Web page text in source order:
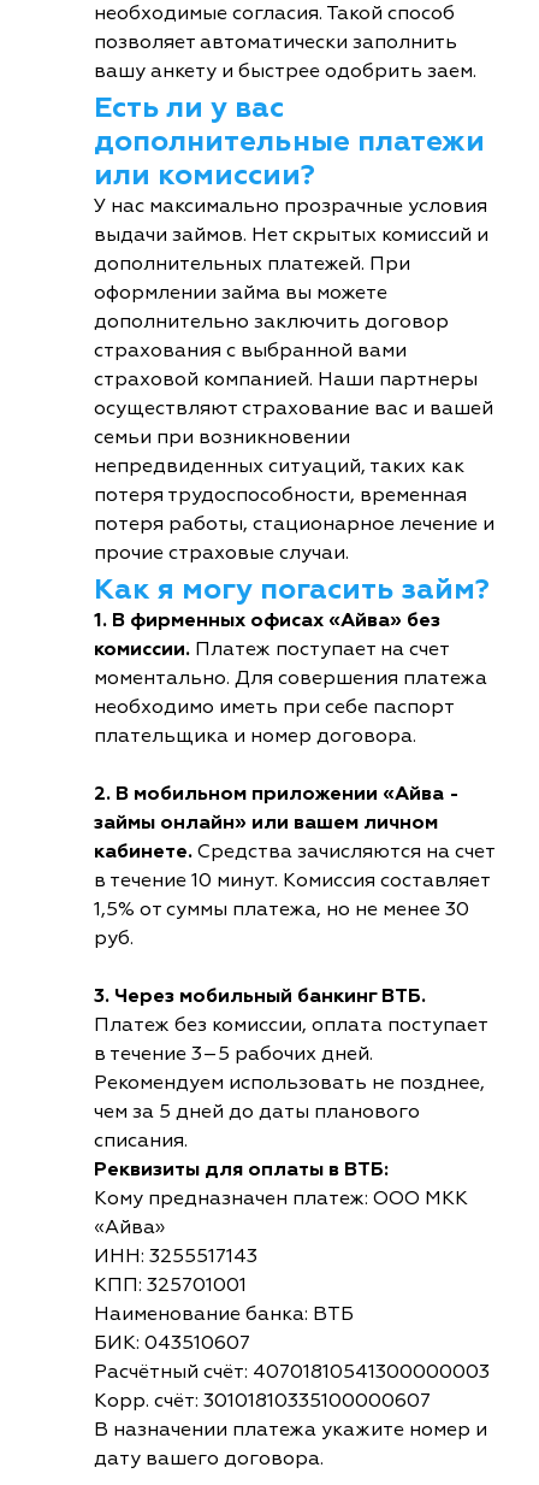
необходимые согласия. Такой способ
позволяет автоматически заполнить
вашу анкету и быстрее одобрить заем.
Есть ли у вас
дополнительные платежи
или комиссии?
У нас максимально прозрачные условия
выдачи займов. Нет скрытых комиссий и
дополнительных платежей. При
оформлении займа вы можете
дополнительно заключить договор
страхования с выбранной вами
страховой компанией. Наши партнеры
осуществляют страхование вас и вашей
семьи при возникновении
непредвиденных ситуаций, таких как
потеря трудоспособности, временная
потеря работы, стационарное лечение и
прочие страховые случаи.
Как я могу погасить займ?
1. В фирменных офисах «Айва» без
комиссии. Платеж поступает на счет
моментально. Для совершения платежа
необходимо иметь при себе паспорт
плательщика и номер договора.
2. В мобильном приложении «Айва -
займы онлайн» или вашем личном
кабинете. Средства зачисляются на счет
в течение 10 минут. Комиссия составляет
1,5% от суммы платежа, но не менее 30
руб.
3. Через мобильный банкинг ВТБ.
Платеж без комиссии, оплата поступает
в течение 3–5 рабочих дней.
Рекомендуем использовать не позднее,
чем за 5 дней до даты планового
списания.
Реквизиты для оплаты в ВТБ:
Кому предназначен платеж: ООО МКК
«Айва»
ИНН: 3255517143
КПП: 325701001
Наименование банка: ВТБ
БИК: 043510607
Расчётный счёт: 40701810541300000003
Корр. счёт: 30101810335100000607
В назначении платежа укажите номер и
дату вашего договора.